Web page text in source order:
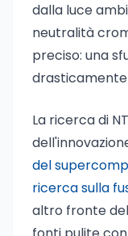
dalla luce
neutralità
preciso: una
La ricerca di
del
ricerca sulla
altro fronte